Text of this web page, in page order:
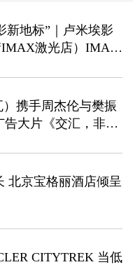
新地标”｜卢米埃影
激光店）IMAX
携手周杰伦与樊振
大片《交汇，非凡
北京宝格丽酒店倾呈
CITYTREK 当低